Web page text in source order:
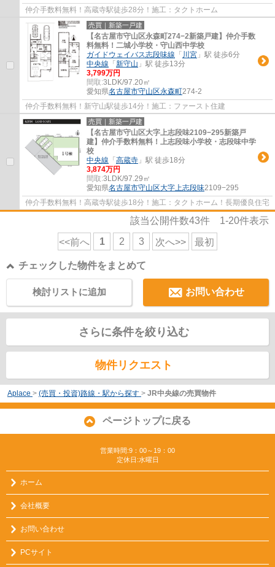
仲介手数料無料！高蔵寺駅徒歩28分！施工：タクトホーム
売買｜新築一戸建
【名古屋市守山区永森町274−2新築戸建】仲介手数
料無料！二城小学校・守山西中学校
ガイドウェイバス志段味線 「 川宮 」駅 徒歩6分
中央線 「 新守山 」駅 徒歩13分
3,799万円
間取:3LDK/97.20㎡
愛知県名古屋市守山区永森町274-2
仲介手数料無料！新守山駅徒歩14分！施工：ファースト住建
売買｜新築一戸建
【名古屋市守山区大字上志段味2109−295新築戸
建】仲介手数料無料！上志段味小学校・志段味中学
校
中央線 「 高蔵寺 」駅 徒歩18分
3,874万円
間取:3LDK/97.29㎡
愛知県名古屋市守山区大字上志段味2109−295
仲介手数料無料！高蔵寺駅徒歩18分！施工：タクトホーム！長期優良住宅
該当公開件数43件 1-20件表示
<<前へ 1 2 3 次へ>> 最初
チェックした物件をまとめて
お問い合わせ
検討リストに追加
さらに条件を絞り込む
物件リクエスト
Aplace > (売買・投資)路線・駅から探す > JR中央線の売買物件
ページトップに戻る
営業時間:9：00～19：00
定休日:水曜日
ホーム
会社概要
お問い合わせ
PCサイト